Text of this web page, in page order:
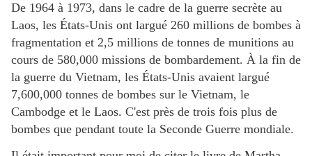
De 1964 à 1973, dans le cadre de la guerre secrète au
Laos, les États-Unis ont largué 260 millions de bombes à
fragmentation et 2,5 millions de tonnes de munitions au
cours de 580,000 missions de bombardement. À la fin de
la guerre du Vietnam, les États-Unis avaient largué
7,600,000 tonnes de bombes sur le Vietnam, le
Cambodge et le Laos. C'est près de trois fois plus de
bombes que pendant toute la Seconde Guerre mondiale.